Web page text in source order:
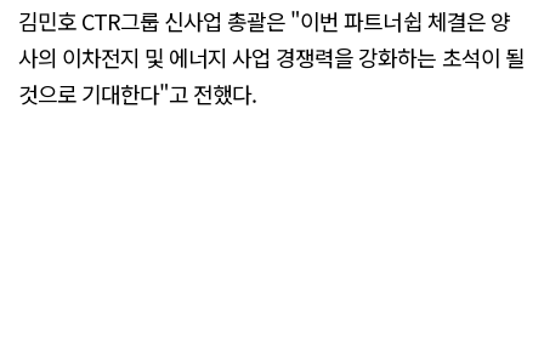
김민호 CTR그룹 신사업 총괄은 "이번 파트너쉽 체결은 양
사의 이차전지 및 에너지 사업 경쟁력을 강화하는 초석이 될
것으로 기대한다"고 전했다.